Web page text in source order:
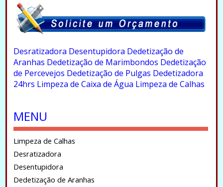
Desratizadora Desentupidora Dedetização de
Aranhas Dedetização de Marimbondos Dedetização
de Percevejos Dedetização de Pulgas Dedetizadora
24hrs Limpeza de Caixa de Água Limpeza de Calhas
MENU
Limpeza de Calhas
Desratizadora
Desentupidora
Dedetização de Aranhas